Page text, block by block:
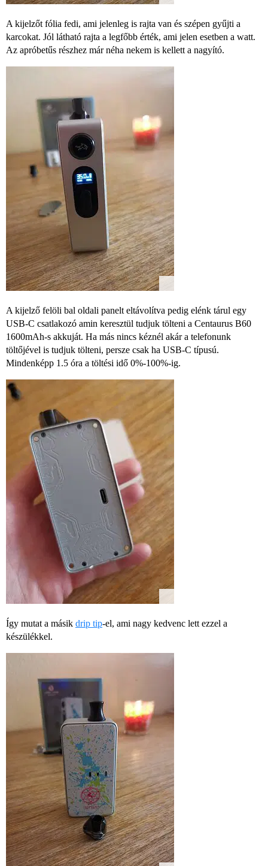
A kijelzőt fólia fedi, ami jelenleg is rajta van és szépen gyűjti a
karcokat. Jól látható rajta a legfőbb érték, ami jelen esetben a watt.
Az apróbetűs részhez már néha nekem is kellett a nagyító.
A kijelző felöli bal oldali panelt eltávolítva pedig elénk tárul egy
USB-C csatlakozó amin keresztül tudjuk tölteni a Centaurus B60
1600mAh-s akkuját. Ha más nincs kéznél akár a telefonunk
töltőjével is tudjuk tölteni, persze csak ha USB-C típusú.
Mindenképp 1.5 óra a töltési idő 0%-100%-ig.
Így mutat a másik drip tip-el, ami nagy kedvenc lett ezzel a
készülékkel.